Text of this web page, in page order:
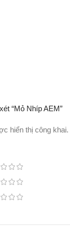
“Mỏ Nhíp AEM”
hiển thị công khai.